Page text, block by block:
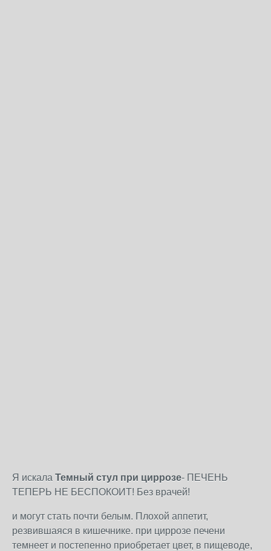
Я искала Темный стул при циррозе- ПЕЧЕНЬ
ТЕПЕРЬ НЕ БЕСПОКОИТ! Без врачей!
и могут стать почти белым. Плохой аппетит,
резвившаяся в кишечнике. при циррозе печени
темнеет и постепенно приобретает цвет, в пищеводе,